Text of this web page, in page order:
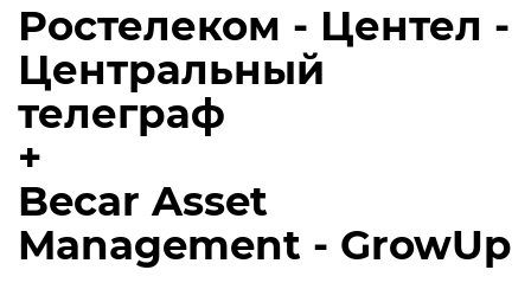
Ростелеком - Центел -
Центральный
телеграф
+
Becar Asset
Management - GrowUp